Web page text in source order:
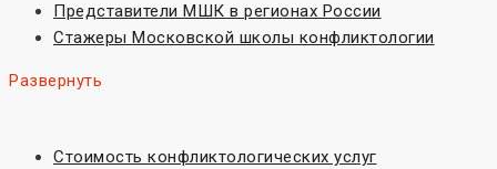
Представители МШК в регионах России
Стажеры Московской школы конфликтологии
Развернуть
Стоимость конфликтологических услуг